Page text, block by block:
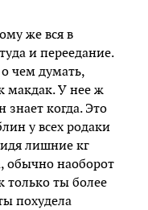
же вся в
и переедание.
чем думать,
макдак. У нее ж
знает когда. Это
у всех родаки
лишние кг
обычно наоборот
только ты более
похудела